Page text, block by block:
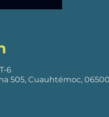
6
505, Cuauhtémoc,